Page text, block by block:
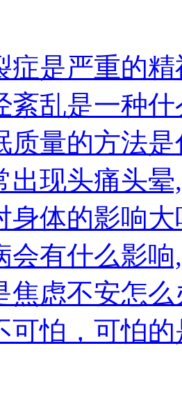
症是严重的
紊乱是一种
质量的方法
出现头痛头
身体的影响
会有什么影
焦虑不安怎
可怕，可怕